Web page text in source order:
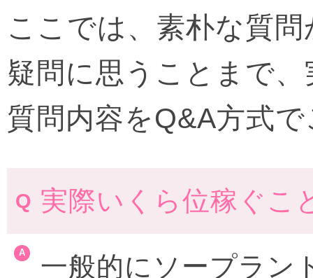
ここでは、素朴な質
疑問に思うことまで
質問内容をQ&A方式
実際いくら位稼ぐこ
一般的にソープラン